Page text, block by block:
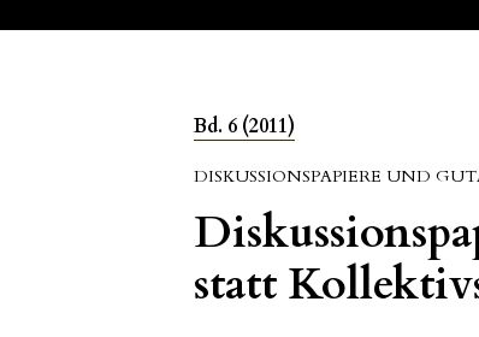
Bd. 6 (2011)
DISKUSSIONSPAPIERE UND
statt